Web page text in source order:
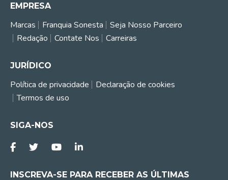
EMPRESA
Marcas Franquia Sonesta
Seja Nosso Parceiro
Redação
Contate Nos Carreiras
JURÍDICO
Política de privacidade
Declaração de cookies
Termos de uso
SIGA-NOS
INSCREVA-SE PARA RECEBER AS ÚLTIMAS